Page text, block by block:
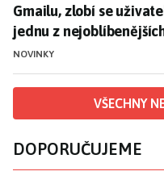
Gmailu, zlobí se
jednu z
NOVINKY
VŠECHNY
DOPORUČUJEME